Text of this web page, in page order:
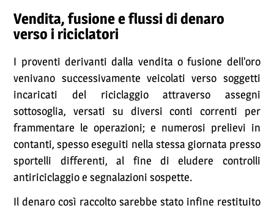
Vendita, fusione e flussi di denaro
verso i riciclatori
I proventi derivanti dalla vendita o fusione dell’oro
venivano successivamente veicolati verso soggetti
incaricati del riciclaggio attraverso assegni
sottosoglia, versati su diversi conti correnti per
frammentare le operazioni; e numerosi prelievi in
contanti, spesso eseguiti nella stessa giornata presso
sportelli differenti, al fine di eludere controlli
antiriciclaggio e segnalazioni sospette.
Il denaro così raccolto sarebbe stato infine restituito